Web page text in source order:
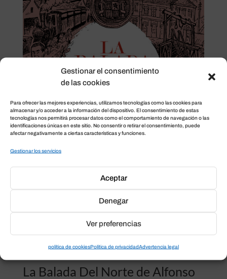
Gestionar el consentimiento
de las cookies
Para ofrecer las mejores experiencias, utilizamos tecnologías como las cookies para
almacenar y/o acceder a la información del dispositivo. El consentimiento de estas
tecnologías nos permitirá procesar datos como el comportamiento de navegación o las
identificaciones únicas en este sitio. No consentir o retirar el consentimiento, puede
afectar negativamente a ciertas características y funciones.
Gestionar los servicios
Aceptar
Denegar
Ver preferencias
política de cookiesPolítica de privacidadAdvertencia legal
La Balada Del Norte de Alfonso